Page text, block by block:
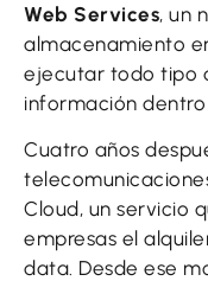
Web Services, un
almacenamiento
ejecutar todo tipo
información dentro
Cuatro años
Cloud, un servicio
empresas el
data. Desde ese